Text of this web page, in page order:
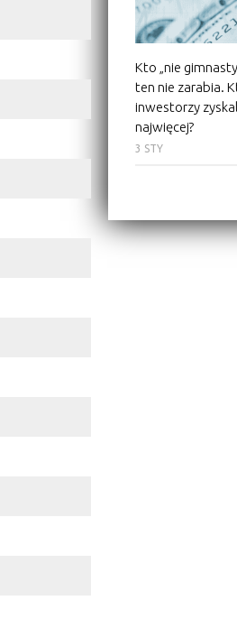
Kto „nie
ten nie zarabia.
inwestorzy
najwięcej?
3 STY